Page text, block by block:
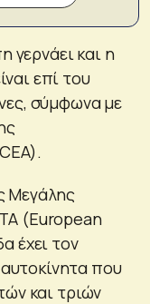
και η
επί του
σύμφωνα με
Μεγάλης
(European
έχει τον
που
και τριών